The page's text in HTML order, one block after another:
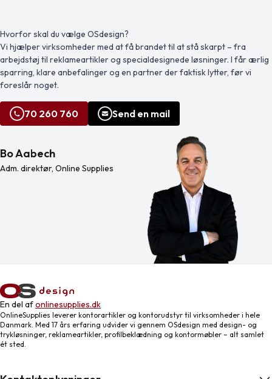
lysstyrkeindstillinger. Den er praktisk
gemt i manchetten og kan nemt
tages af […]
Hvorfor skal du vælge OSdesign?
Vi hjælper virksomheder med at få brandet til at stå skarpt – fra
arbejdstøj til reklameartikler og specialdesignede løsninger. I får ærlig
sparring, klare anbefalinger og en partner der faktisk lytter, før vi
foreslår noget.
70 260 760 Send en mail
Bo Aabech
Adm. direktør, Online Supplies
En del afonlinesupplies.dk
OnlineSupplies leverer kontorartikler og kontorudstyr til virksomheder i hele
Danmark. Med 17 års erfaring udvider vi gennem OSdesign med design- og
trykløsninger, reklameartikler, profilbeklædning og kontormøbler – alt samlet
ét sted.